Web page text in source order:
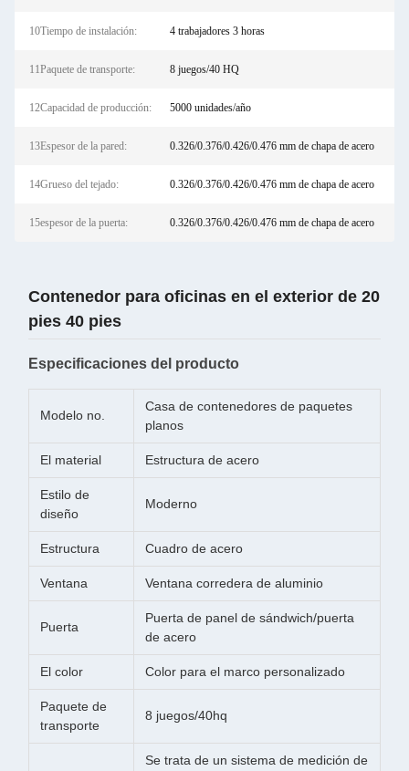
10Tiempo de instalación: 4 trabajadores 3 horas
11Paquete de transporte: 8 juegos/40 HQ
12Capacidad de producción: 5000 unidades/año
13Espesor de la pared: 0.326/0.376/0.426/0.476 mm de chapa de acero
14Grueso del tejado: 0.326/0.376/0.426/0.476 mm de chapa de acero
15espesor de la puerta: 0.326/0.376/0.426/0.476 mm de chapa de acero
Contenedor para oficinas en el exterior de 20
pies 40 pies
Especificaciones del producto
Modelo no.
Casa de contenedores de paquetes
planos
El material Estructura de acero
Estilo de
diseño
Moderno
Estructura Cuadro de acero
Ventana Ventana corredera de aluminio
Puerta
Puerta de panel de sándwich/puerta
de acero
El color Color para el marco personalizado
Paquete de
transporte
8 juegos/40hq
Se trata de un sistema de medición de